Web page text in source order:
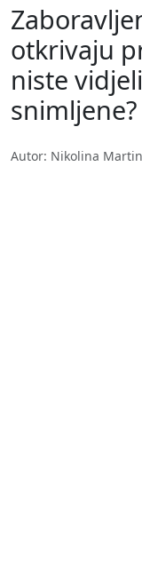
otkrivaju
niste
snimljene?
Autor: Nikolina